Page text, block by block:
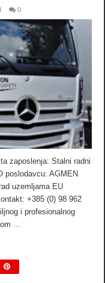
0
zaposlenja: Stalni radni
poslodavcu: AGMEN
uzemljama EU
+385 (0) 98 962
i profesionalnog
…